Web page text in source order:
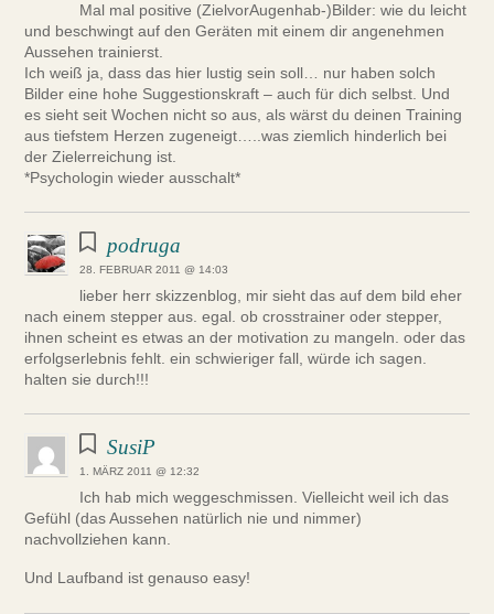
Mal mal positive (ZielvorAugenhab-)Bilder: wie du leicht
und beschwingt auf den Geräten mit einem dir angenehmen
Aussehen trainierst.
Ich weiß ja, dass das hier lustig sein soll… nur haben solch
Bilder eine hohe Suggestionskraft – auch für dich selbst. Und
es sieht seit Wochen nicht so aus, als wärst du deinen Training
aus tiefstem Herzen zugeneigt…..was ziemlich hinderlich bei
der Zielerreichung ist.
*Psychologin wieder ausschalt*
podruga
28. FEBRUAR 2011 @ 14:03
lieber herr skizzenblog, mir sieht das auf dem bild eher
nach einem stepper aus. egal. ob crosstrainer oder stepper,
ihnen scheint es etwas an der motivation zu mangeln. oder das
erfolgserlebnis fehlt. ein schwieriger fall, würde ich sagen.
halten sie durch!!!
SusiP
1. MÄRZ 2011 @ 12:32
Ich hab mich weggeschmissen. Vielleicht weil ich das
Gefühl (das Aussehen natürlich nie und nimmer)
nachvollziehen kann.
Und Laufband ist genauso easy!